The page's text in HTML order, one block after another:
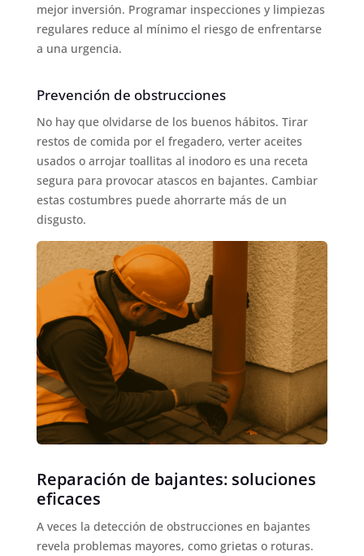
mejor inversión. Programar inspecciones y limpiezas
regulares reduce al mínimo el riesgo de enfrentarse
a una urgencia.
Prevención de obstrucciones
No hay que olvidarse de los buenos hábitos. Tirar
restos de comida por el fregadero, verter aceites
usados o arrojar toallitas al inodoro es una receta
segura para provocar atascos en bajantes. Cambiar
estas costumbres puede ahorrarte más de un
disgusto.
Reparación de bajantes: soluciones
eficaces
A veces la detección de obstrucciones en bajantes
revela problemas mayores, como grietas o roturas.